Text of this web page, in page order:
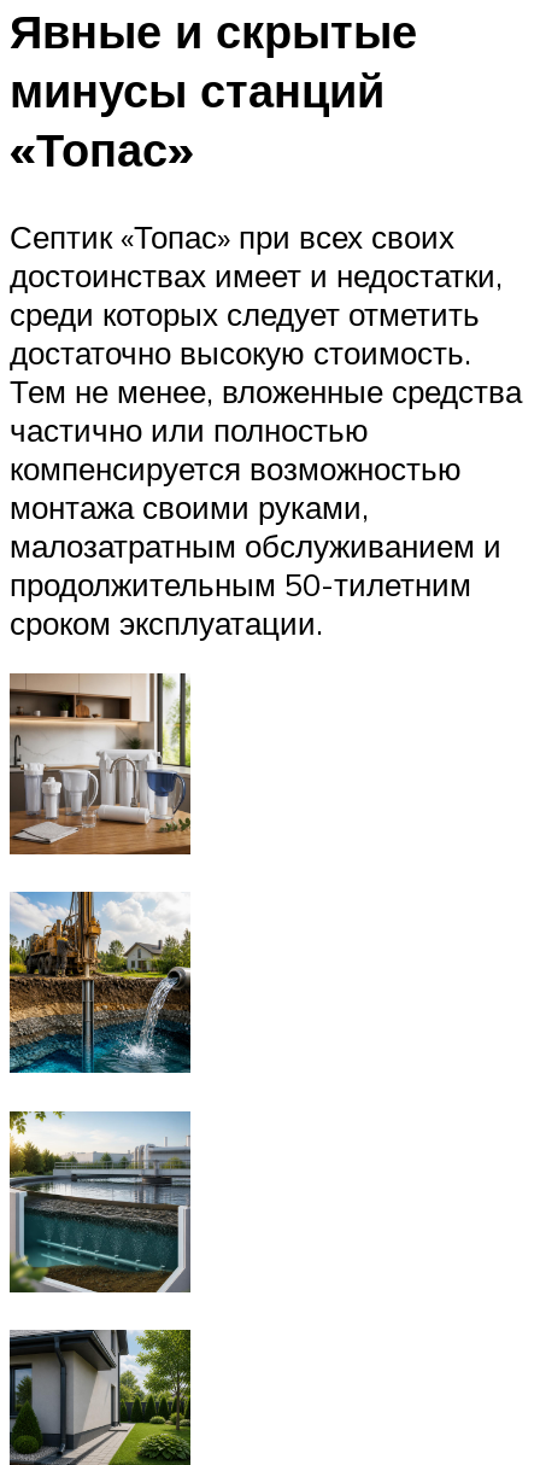
Явные и скрытые
минусы станций
«Топас»
Септик «Топас» при всех своих
достоинствах имеет и недостатки,
среди которых следует отметить
достаточно высокую стоимость.
Тем не менее, вложенные средства
частично или полностью
компенсируется возможностью
монтажа своими руками,
малозатратным обслуживанием и
продолжительным 50-тилетним
сроком эксплуатации.